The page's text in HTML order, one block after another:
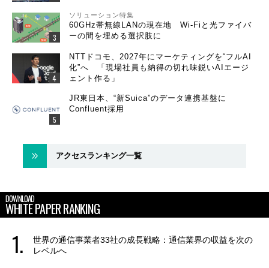
ソリューション特集
60GHz帯無線LANの現在地 Wi-Fiと光ファイバ
ーの間を埋める選択肢に
NTTドコモ、2027年にマーケティングを“フルAI
化”へ 「現場社員も納得の切れ味鋭いAIエージ
ェント作る」
JR東日本、“新Suica”のデータ連携基盤に
Confluent採用
アクセスランキング一覧
DOWNLOAD
WHITE PAPER RANKING
世界の通信事業者33社の成長戦略：通信業界の収益を次の
レベルへ